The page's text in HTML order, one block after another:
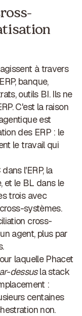
à travers
banque,
outils BI. Ils ne
C'est la raison
est
des ERP : le
le travail qui
l'ERP, la
et le BL dans le
trois avec
systèmes.
cross-
agent, plus par
laquelle Phacet
dessusla stack
:
centaines
non.